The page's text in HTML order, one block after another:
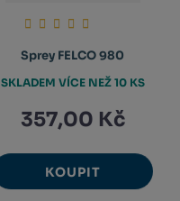
Sprey FELCO 980
357,00 Kč
KOUPIT
SKLADEM VÍCE NEŽ 10 KS